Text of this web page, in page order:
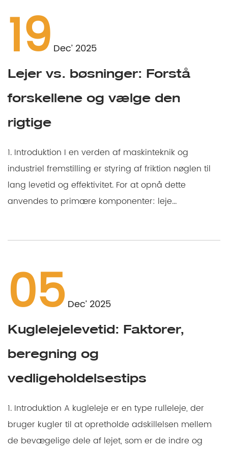
19 Dec’ 2025
Lejer vs. bøsninger: Forstå
forskellene og vælge den
rigtige
1. Introduktion I en verden af maskinteknik og
industriel fremstilling er styring af friktion nøglen til
lang levetid og effektivitet. For at opnå dette
anvendes to primære komponenter: leje...
05 Dec’ 2025
Kuglelejelevetid: Faktorer,
beregning og
vedligeholdelsestips
1. Introduktion A kugleleje er en type rulleleje, der
bruger kugler til at opretholde adskillelsen mellem
de bevægelige dele af lejet, som er de indre og